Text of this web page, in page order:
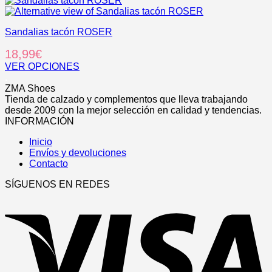
se
elegir
la
página
producto
producto
múltiples
Las
opciones
pueden
elegir
en
la
producto
Sandalias tacón ROSER
18,99€
VER OPCIONES
producto
tiene
múltiples
variantes.
opciones
pueden
en
de
producto
ZMA Shoes
Tienda de calzado y complementos que lleva trabajando
desde 2009 con la mejor selección en calidad y tendencias.
INFORMACIÓN
Inicio
Envíos y devoluciones
Contacto
SÍGUENOS EN REDES